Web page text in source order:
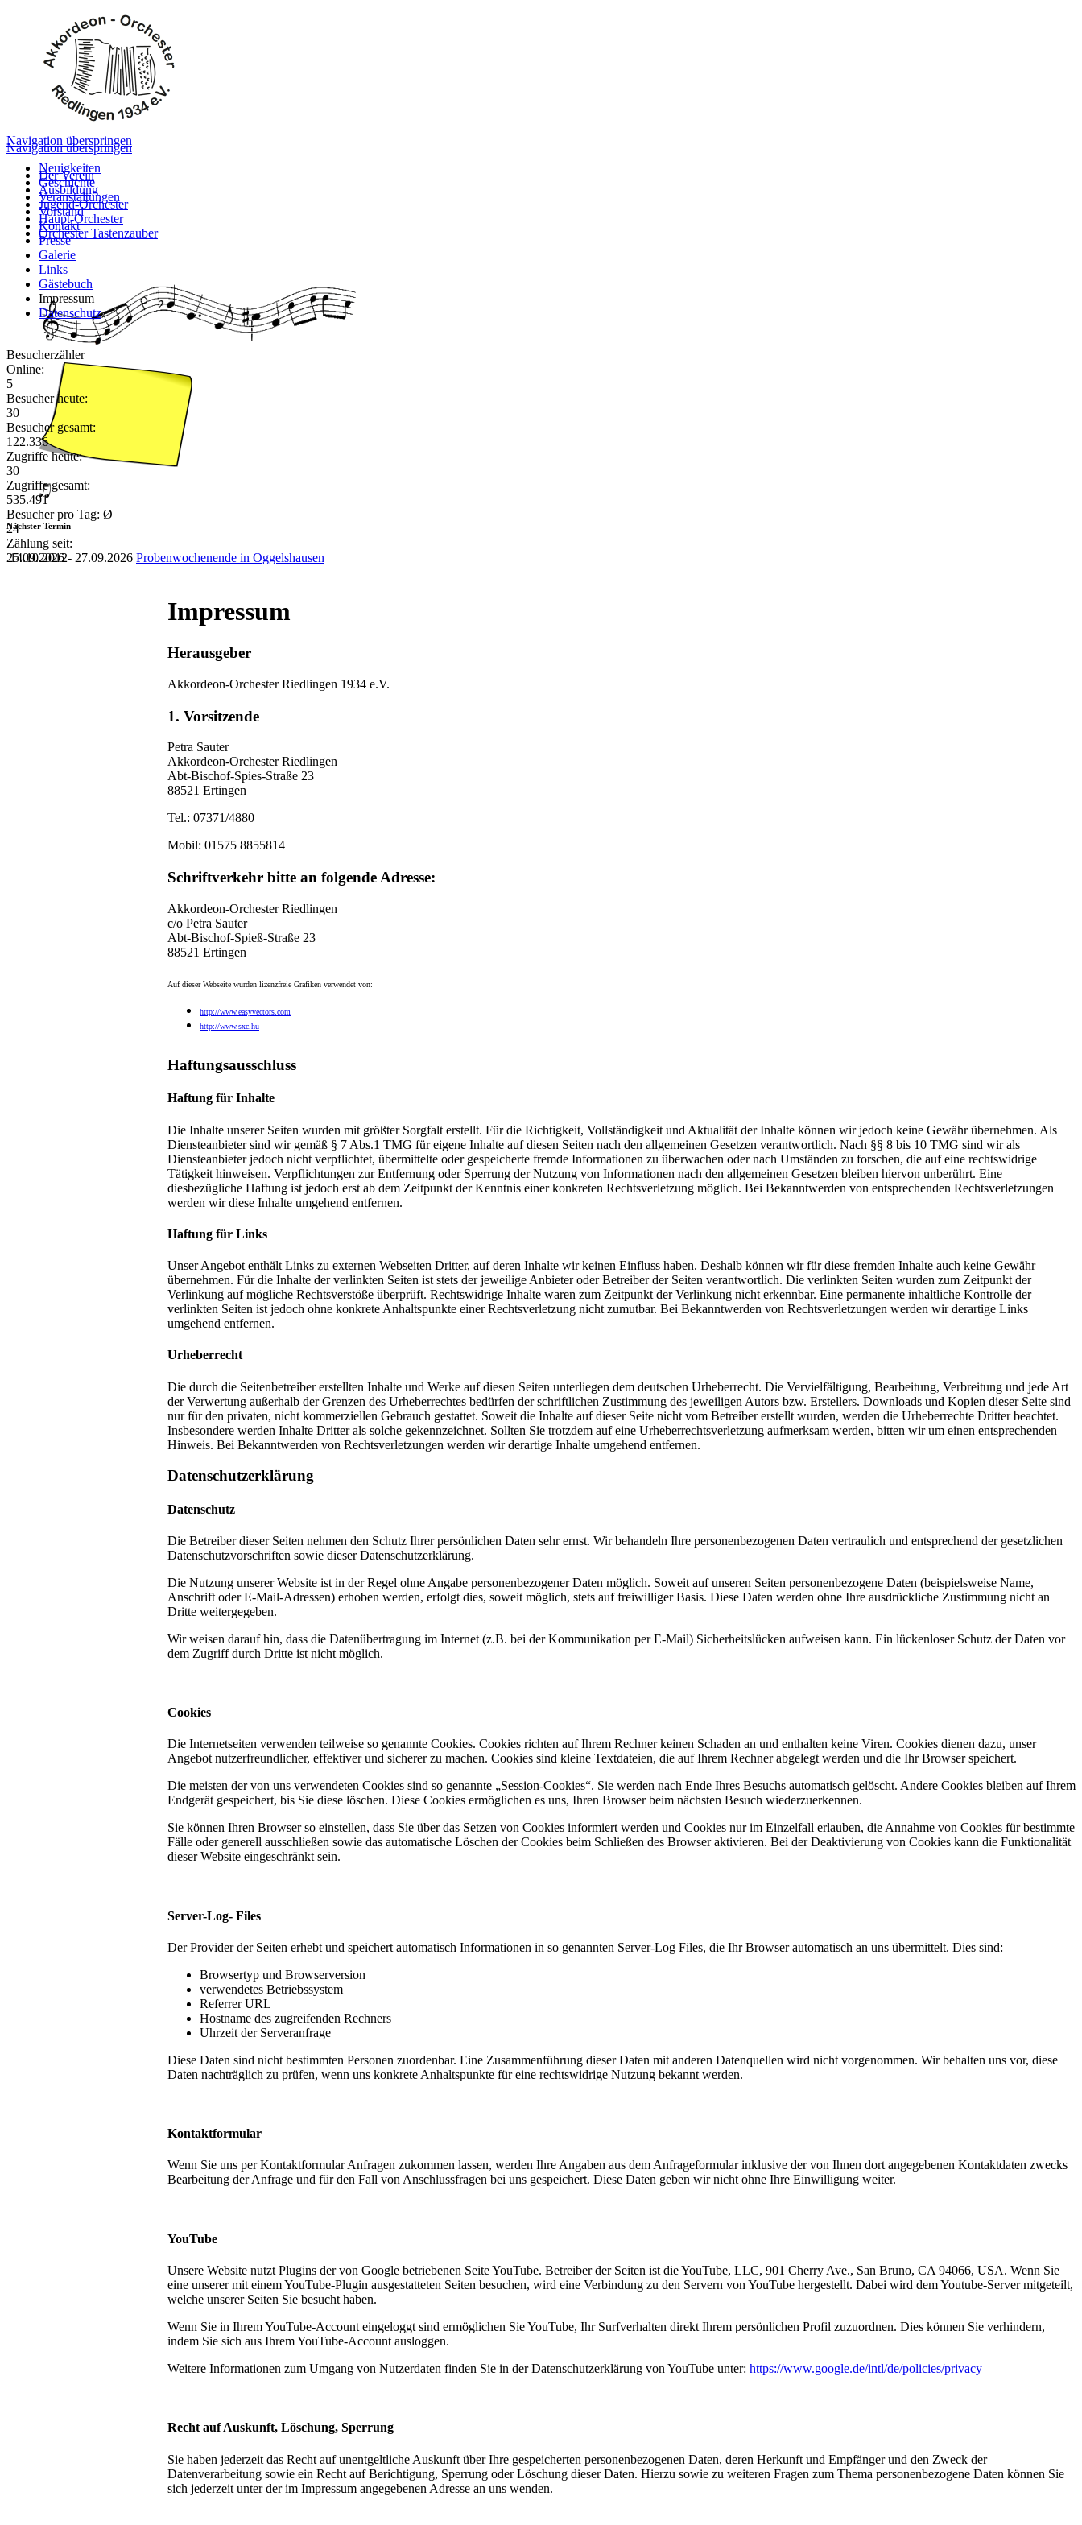
Navigation überspringen
Der Verein
Ausbildung
Jugend-Orchester
Haupt-Orchester
Orchester Tastenzauber
Nächster Termin
25.09.2026 - 27.09.2026 Probenwochenende in Oggelshausen
Navigation überspringen
Neuigkeiten
Geschichte
Veranstaltungen
Vorstand
Kontakt
Presse
Galerie
Links
Gästebuch
Impressum
Datenschutz
Besucherzähler
Online:
5
Besucher heute:
30
Besucher gesamt:
122.336
Zugriffe heute:
30
Zugriffe gesamt:
535.491
Besucher pro Tag: Ø
24
Zählung seit:
14.10.2012
Impressum
Herausgeber
Akkordeon-Orchester Riedlingen 1934 e.V.
1. Vorsitzende
Petra Sauter
Akkordeon-Orchester Riedlingen
Abt-Bischof-Spies-Straße 23
88521 Ertingen
Tel.: 07371/4880
Mobil: 01575 8855814
Schriftverkehr bitte an folgende Adresse:
Akkordeon-Orchester Riedlingen
c/o Petra Sauter
Abt-Bischof-Spieß-Straße 23
88521 Ertingen
Auf dieser Webseite wurden lizenzfreie Grafiken verwendet von:
http://www.easyvectors.com
http://www.sxc.hu
Haftungsausschluss
Haftung für Inhalte
Die Inhalte unserer Seiten wurden mit größter Sorgfalt erstellt. Für die Richtigkeit, Vollständigkeit und Aktualität der Inhalte können wir jedoch keine Gewähr übernehmen. Als
Diensteanbieter sind wir gemäß § 7 Abs.1 TMG für eigene Inhalte auf diesen Seiten nach den allgemeinen Gesetzen verantwortlich. Nach §§ 8 bis 10 TMG sind wir als
Diensteanbieter jedoch nicht verpflichtet, übermittelte oder gespeicherte fremde Informationen zu überwachen oder nach Umständen zu forschen, die auf eine rechtswidrige
Tätigkeit hinweisen. Verpflichtungen zur Entfernung oder Sperrung der Nutzung von Informationen nach den allgemeinen Gesetzen bleiben hiervon unberührt. Eine
diesbezügliche Haftung ist jedoch erst ab dem Zeitpunkt der Kenntnis einer konkreten Rechtsverletzung möglich. Bei Bekanntwerden von entsprechenden Rechtsverletzungen
werden wir diese Inhalte umgehend entfernen.
Haftung für Links
Unser Angebot enthält Links zu externen Webseiten Dritter, auf deren Inhalte wir keinen Einfluss haben. Deshalb können wir für diese fremden Inhalte auch keine Gewähr
übernehmen. Für die Inhalte der verlinkten Seiten ist stets der jeweilige Anbieter oder Betreiber der Seiten verantwortlich. Die verlinkten Seiten wurden zum Zeitpunkt der
Verlinkung auf mögliche Rechtsverstöße überprüft. Rechtswidrige Inhalte waren zum Zeitpunkt der Verlinkung nicht erkennbar. Eine permanente inhaltliche Kontrolle der
verlinkten Seiten ist jedoch ohne konkrete Anhaltspunkte einer Rechtsverletzung nicht zumutbar. Bei Bekanntwerden von Rechtsverletzungen werden wir derartige Links
umgehend entfernen.
Urheberrecht
Die durch die Seitenbetreiber erstellten Inhalte und Werke auf diesen Seiten unterliegen dem deutschen Urheberrecht. Die Vervielfältigung, Bearbeitung, Verbreitung und jede Art
der Verwertung außerhalb der Grenzen des Urheberrechtes bedürfen der schriftlichen Zustimmung des jeweiligen Autors bzw. Erstellers. Downloads und Kopien dieser Seite sind
nur für den privaten, nicht kommerziellen Gebrauch gestattet. Soweit die Inhalte auf dieser Seite nicht vom Betreiber erstellt wurden, werden die Urheberrechte Dritter beachtet.
Insbesondere werden Inhalte Dritter als solche gekennzeichnet. Sollten Sie trotzdem auf eine Urheberrechtsverletzung aufmerksam werden, bitten wir um einen entsprechenden
Hinweis. Bei Bekanntwerden von Rechtsverletzungen werden wir derartige Inhalte umgehend entfernen.
Datenschutzerklärung
Datenschutz
Die Betreiber dieser Seiten nehmen den Schutz Ihrer persönlichen Daten sehr ernst. Wir behandeln Ihre personenbezogenen Daten vertraulich und entsprechend der gesetzlichen
Datenschutzvorschriften sowie dieser Datenschutzerklärung.
Die Nutzung unserer Website ist in der Regel ohne Angabe personenbezogener Daten möglich. Soweit auf unseren Seiten personenbezogene Daten (beispielsweise Name,
Anschrift oder E-Mail-Adressen) erhoben werden, erfolgt dies, soweit möglich, stets auf freiwilliger Basis. Diese Daten werden ohne Ihre ausdrückliche Zustimmung nicht an
Dritte weitergegeben.
Wir weisen darauf hin, dass die Datenübertragung im Internet (z.B. bei der Kommunikation per E-Mail) Sicherheitslücken aufweisen kann. Ein lückenloser Schutz der Daten vor
dem Zugriff durch Dritte ist nicht möglich.
Cookies
Die Internetseiten verwenden teilweise so genannte Cookies. Cookies richten auf Ihrem Rechner keinen Schaden an und enthalten keine Viren. Cookies dienen dazu, unser
Angebot nutzerfreundlicher, effektiver und sicherer zu machen. Cookies sind kleine Textdateien, die auf Ihrem Rechner abgelegt werden und die Ihr Browser speichert.
Die meisten der von uns verwendeten Cookies sind so genannte „Session-Cookies“. Sie werden nach Ende Ihres Besuchs automatisch gelöscht. Andere Cookies bleiben auf Ihrem
Endgerät gespeichert, bis Sie diese löschen. Diese Cookies ermöglichen es uns, Ihren Browser beim nächsten Besuch wiederzuerkennen.
Sie können Ihren Browser so einstellen, dass Sie über das Setzen von Cookies informiert werden und Cookies nur im Einzelfall erlauben, die Annahme von Cookies für bestimmte
Fälle oder generell ausschließen sowie das automatische Löschen der Cookies beim Schließen des Browser aktivieren. Bei der Deaktivierung von Cookies kann die Funktionalität
dieser Website eingeschränkt sein.
Server-Log- Files
Der Provider der Seiten erhebt und speichert automatisch Informationen in so genannten Server-Log Files, die Ihr Browser automatisch an uns übermittelt. Dies sind:
Browsertyp und Browserversion
verwendetes Betriebssystem
Referrer URL
Hostname des zugreifenden Rechners
Uhrzeit der Serveranfrage
Diese Daten sind nicht bestimmten Personen zuordenbar. Eine Zusammenführung dieser Daten mit anderen Datenquellen wird nicht vorgenommen. Wir behalten uns vor, diese
Daten nachträglich zu prüfen, wenn uns konkrete Anhaltspunkte für eine rechtswidrige Nutzung bekannt werden.
Kontaktformular
Wenn Sie uns per Kontaktformular Anfragen zukommen lassen, werden Ihre Angaben aus dem Anfrageformular inklusive der von Ihnen dort angegebenen Kontaktdaten zwecks
Bearbeitung der Anfrage und für den Fall von Anschlussfragen bei uns gespeichert. Diese Daten geben wir nicht ohne Ihre Einwilligung weiter.
YouTube
Unsere Website nutzt Plugins der von Google betriebenen Seite YouTube. Betreiber der Seiten ist die YouTube, LLC, 901 Cherry Ave., San Bruno, CA 94066, USA. Wenn Sie
eine unserer mit einem YouTube-Plugin ausgestatteten Seiten besuchen, wird eine Verbindung zu den Servern von YouTube hergestellt. Dabei wird dem Youtube-Server mitgeteilt,
welche unserer Seiten Sie besucht haben.
Wenn Sie in Ihrem YouTube-Account eingeloggt sind ermöglichen Sie YouTube, Ihr Surfverhalten direkt Ihrem persönlichen Profil zuzuordnen. Dies können Sie verhindern,
indem Sie sich aus Ihrem YouTube-Account ausloggen.
Weitere Informationen zum Umgang von Nutzerdaten finden Sie in der Datenschutzerklärung von YouTube unter: https://www.google.de/intl/de/policies/privacy
Recht auf Auskunft, Löschung, Sperrung
Sie haben jederzeit das Recht auf unentgeltliche Auskunft über Ihre gespeicherten personenbezogenen Daten, deren Herkunft und Empfänger und den Zweck der
Datenverarbeitung sowie ein Recht auf Berichtigung, Sperrung oder Löschung dieser Daten. Hierzu sowie zu weiteren Fragen zum Thema personenbezogene Daten können Sie
sich jederzeit unter der im Impressum angegebenen Adresse an uns wenden.